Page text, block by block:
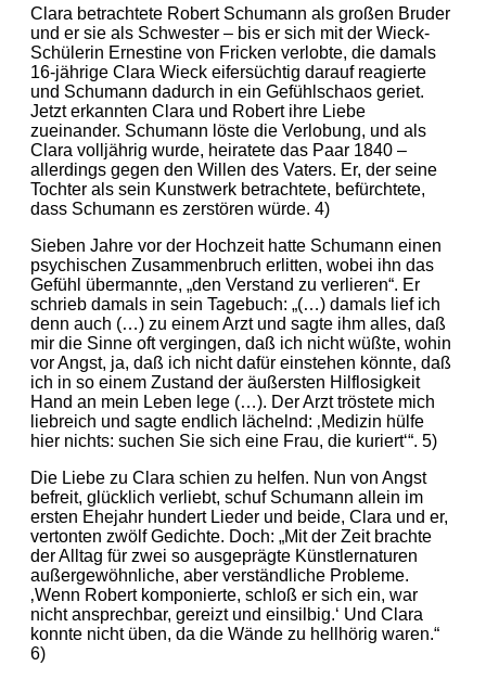
Clara betrachtete Robert Schumann als großen Bruder
und er sie als Schwester – bis er sich mit der Wieck-
Schülerin Ernestine von Fricken verlobte, die damals
16-jährige Clara Wieck eifersüchtig darauf reagierte
und Schumann dadurch in ein Gefühlschaos geriet.
Jetzt erkannten Clara und Robert ihre Liebe
zueinander. Schumann löste die Verlobung, und als
Clara volljährig wurde, heiratete das Paar 1840 –
allerdings gegen den Willen des Vaters. Er, der seine
Tochter als sein Kunstwerk betrachtete, befürchtete,
dass Schumann es zerstören würde. 4)
Sieben Jahre vor der Hochzeit hatte Schumann einen
psychischen Zusammenbruch erlitten, wobei ihn das
Gefühl übermannte, „den Verstand zu verlieren“. Er
schrieb damals in sein Tagebuch: „(…) damals lief ich
denn auch (…) zu einem Arzt und sagte ihm alles, daß
mir die Sinne oft vergingen, daß ich nicht wüßte, wohin
vor Angst, ja, daß ich nicht dafür einstehen könnte, daß
ich in so einem Zustand der äußersten Hilflosigkeit
Hand an mein Leben lege (…). Der Arzt tröstete mich
liebreich und sagte endlich lächelnd: ‚Medizin hülfe
hier nichts: suchen Sie sich eine Frau, die kuriert‘“. 5)
Die Liebe zu Clara schien zu helfen. Nun von Angst
befreit, glücklich verliebt, schuf Schumann allein im
ersten Ehejahr hundert Lieder und beide, Clara und er,
vertonten zwölf Gedichte. Doch: „Mit der Zeit brachte
der Alltag für zwei so ausgeprägte Künstlernaturen
außergewöhnliche, aber verständliche Probleme.
‚Wenn Robert komponierte, schloß er sich ein, war
nicht ansprechbar, gereizt und einsilbig.‘ Und Clara
konnte nicht üben, da die Wände zu hellhörig waren.“
6)